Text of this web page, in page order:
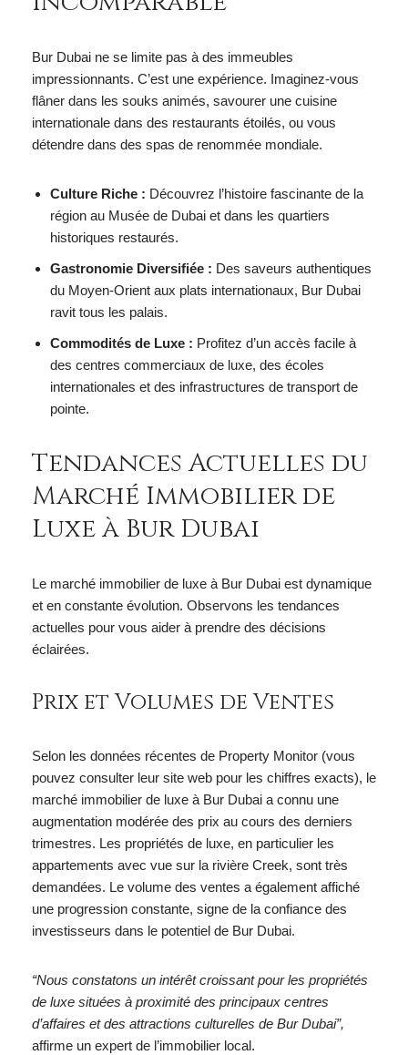
Bur Dubai ne se limite pas à des immeubles
impressionnants. C’est une expérience. Imaginez-vous
flâner dans les souks animés, savourer une cuisine
internationale dans des restaurants étoilés, ou vous
détendre dans des spas de renommée mondiale.
Culture Riche : Découvrez l’histoire fascinante de la
région au Musée de Dubai et dans les quartiers
historiques restaurés.
Gastronomie Diversifiée : Des saveurs authentiques
du Moyen-Orient aux plats internationaux, Bur Dubai
ravit tous les palais.
Commodités de Luxe : Profitez d’un accès facile à
des centres commerciaux de luxe, des écoles
internationales et des infrastructures de transport de
pointe.
Tendances Actuelles du
Marché Immobilier de
Luxe à Bur Dubai
Le marché immobilier de luxe à Bur Dubai est dynamique
et en constante évolution. Observons les tendances
actuelles pour vous aider à prendre des décisions
éclairées.
Prix et Volumes de Ventes
Selon les données récentes de Property Monitor (vous
pouvez consulter leur site web pour les chiffres exacts), le
marché immobilier de luxe à Bur Dubai a connu une
augmentation modérée des prix au cours des derniers
trimestres. Les propriétés de luxe, en particulier les
appartements avec vue sur la rivière Creek, sont très
demandées. Le volume des ventes a également affiché
une progression constante, signe de la confiance des
investisseurs dans le potentiel de Bur Dubai.
“Nous constatons un intérêt croissant pour les propriétés
de luxe situées à proximité des principaux centres
d’affaires et des attractions culturelles de Bur Dubai”,
affirme un expert de l’immobilier local.